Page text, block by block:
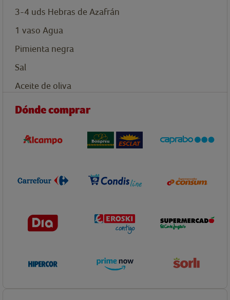
3-4 uds Hebras de Azafrán
1 vaso Agua
Pimienta negra
Sal
Aceite de oliva
Dónde comprar